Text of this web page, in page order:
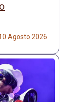
Agosto 2026